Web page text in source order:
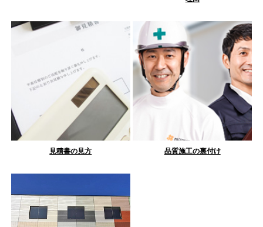
見積書の見方 品質施工の裏付け